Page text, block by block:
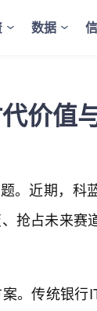
数据
价值
。近期，科
抢占未来赛
。传统银行